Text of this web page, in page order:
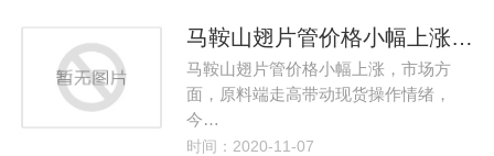
马鞍山翅片管价格小幅上涨厂家生产盈利有所回升
马鞍山翅片管价格小幅上涨，市场方
面，原料端走高带动现货操作情绪，
今…
时间：2020-11-07